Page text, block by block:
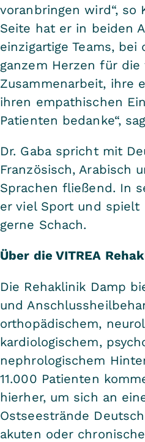
voranbringen wird“, so
Seite hat er in beiden
einzigartige Teams,
ganzem Herzen für die
Zusammenarbeit, ihre
ihren empathischen
Patienten bedanke“,
Dr. Gaba spricht mit
Französisch, Arabisch
Sprachen fließend. In
er viel Sport und spielt
gerne Schach.
Über die VITREA
Die Rehaklinik Damp
und
orthopädischem,
kardiologischem,
nephrologischem
11.000 Patienten
hierher, um sich an
Ostseestrände
akuten oder